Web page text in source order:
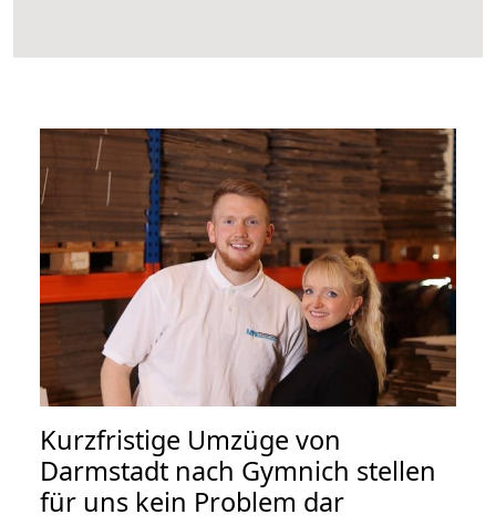
Kurzfristige Umzüge von
Darmstadt nach Gymnich stellen
für uns kein Problem dar